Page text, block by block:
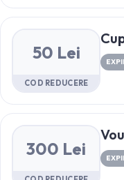
50 Lei
COD REDUCERE
300 Lei